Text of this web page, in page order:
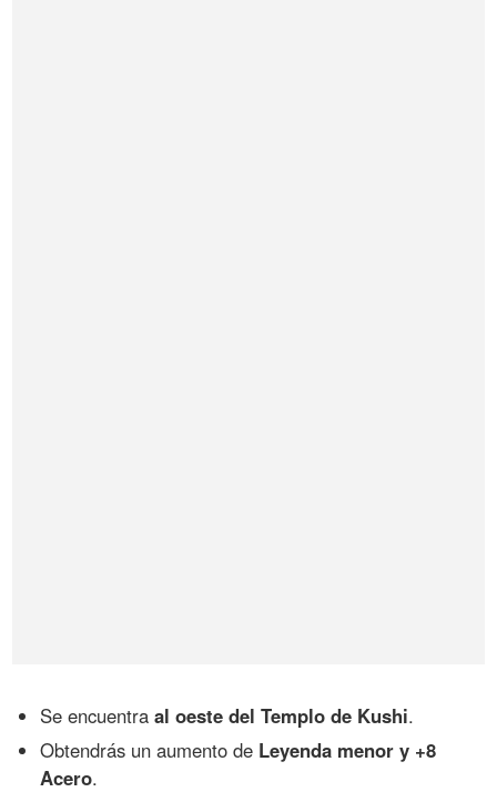
Se encuentraal oeste del Templo de Kushi.
Obtendrás un aumento de Leyenda menor y +8
Acero.